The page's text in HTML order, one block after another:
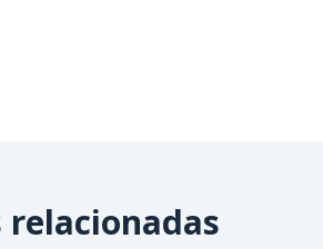
relacionadas